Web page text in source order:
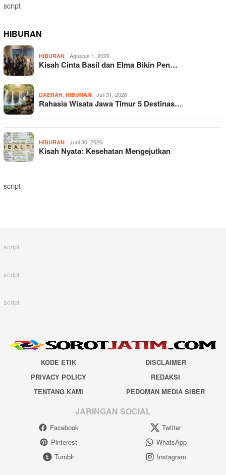
script
HIBURAN
HIBURAN Agustus 1, 2026
Kisah Cinta Basil dan Elma Bikin Pen…
DAERAH, HIBURAN Juli 31, 2026
Rahasia Wisata Jawa Timur 5 Destinas…
HIBURAN Juni 30, 2026
Kisah Nyata: Kesehatan Mengejutkan
script
script
script
script
KODE ETIK
DISCLAIMER
PRIVACY POLICY
REDAKSI
TENTANG KAMI
PEDOMAN MEDIA SIBER
JARINGAN SOCIAL
Facebook
Twitter
Pinterest
WhatsApp
Tumblr
Instagram